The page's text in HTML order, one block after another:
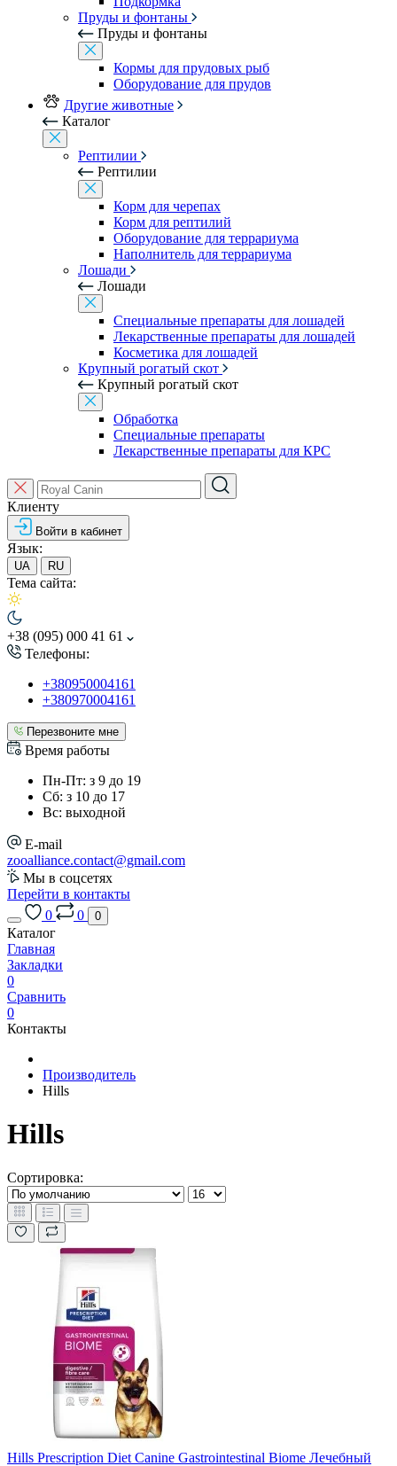
Пруды и фонтаны
Пруды и фонтаны
Кормы для прудовых рыб
Оборудование для прудов
Другие животные
Каталог
Рептилии
Рептилии
Корм для черепах
Корм для рептилий
Оборудование для террариума
Наполнитель для террариума
Лошади
Лошади
Специальные препараты для лошадей
Лекарственные препараты для лошадей
Косметика для лошадей
Крупный рогатый скот
Крупный рогатый скот
Обработка
Специальные препараты
Лекарственные препараты для КРС
Клиенту
Войти в кабинет
Язык:
UA RU
Тема сайта:
+38 (095) 000 41 61
Телефоны:
+380950004161
+380970004161
Перезвоните мне
Время работы
Пн-Пт: з 9 до 19
Сб: з 10 до 17
Вс: выходной
E-mail
zooalliance.contact@gmail.com
Мы в соцсетях
Перейти в контакты
0
0 0
Каталог
Главная
Закладки
0
Сравнить
0
Контакты
Производитель
Hills
Hills
Сортировка:
Hills Prescription Diet Canine Gastrointestinal Biome Лечебный